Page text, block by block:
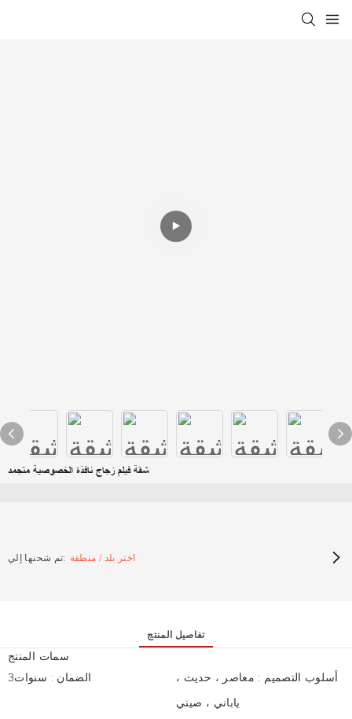
شقة فيلم زجاج نافذة الخصوصية متجمد
تم شحنها إلي: اختر بلد / منطقة
تفاصيل المنتج
سمات المنتج
الضمان : سنوات3 أسلوب التصميم : معاصر ، حديث ،
ياباني ، صيني